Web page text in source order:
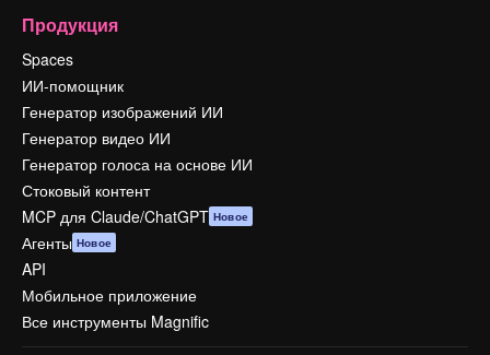
Продукция
Spaces
ИИ-помощник
Генератор изображений ИИ
Генератор видео ИИ
Генератор голоса на основе ИИ
Стоковый контент
MCP для Claude/ChatGPT Новое
Агенты Новое
API
Мобильное приложение
Все инструменты Magnific